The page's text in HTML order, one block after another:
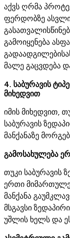
აქვს ღრმა
ფერდობზე
გამოიყენება
მალე გაცვდება
4. საბურავის
მიხედვით
იმის მიხედვით,
საბურავის
მანქანაზე
გამოსახულება
თუკი საბურავის
ერთი
მანქანა
მსგავსი
უშლის ხელს და